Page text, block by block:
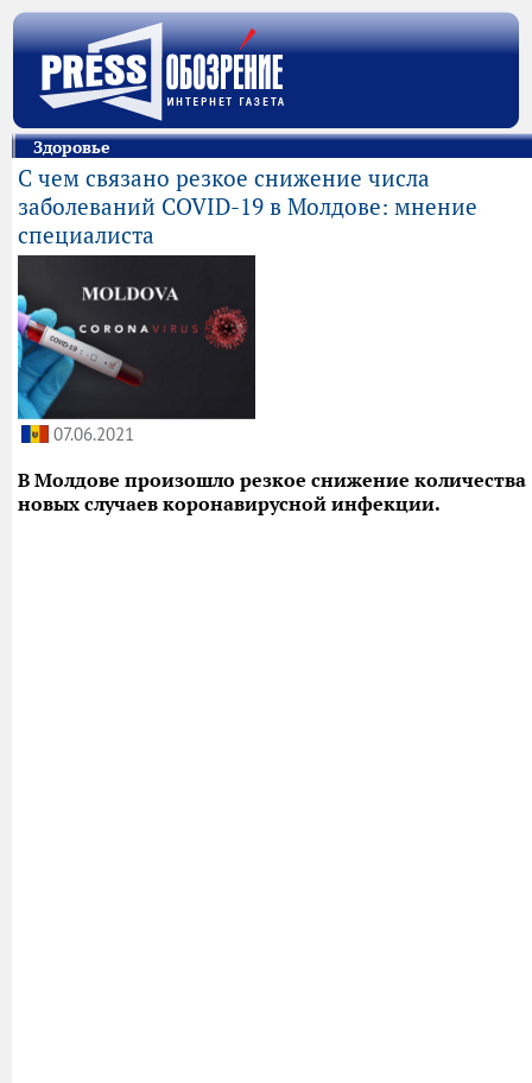
Здоровье
С чем связано резкое снижение числа
заболеваний COVID-19 в Молдове: мнение
специалиста
07.06.2021
В Молдове произошло резкое снижение количества
новых случаев коронавирусной инфекции.